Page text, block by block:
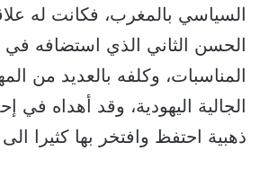
السياسي بالمغرب، فكانت له
الحسن الثاني الذي استضافه في
المناسبات، وكلفه بالعديد من
الجالية اليهودية، وقد أهداه في
ذهبية احتفظ وافتخر بها كثيرا